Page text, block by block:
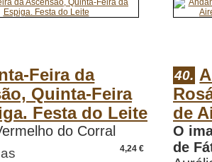
Feira da
Quinta-Feira
Festa do Leite
do Corral
4,24 €
40.
de
O
de